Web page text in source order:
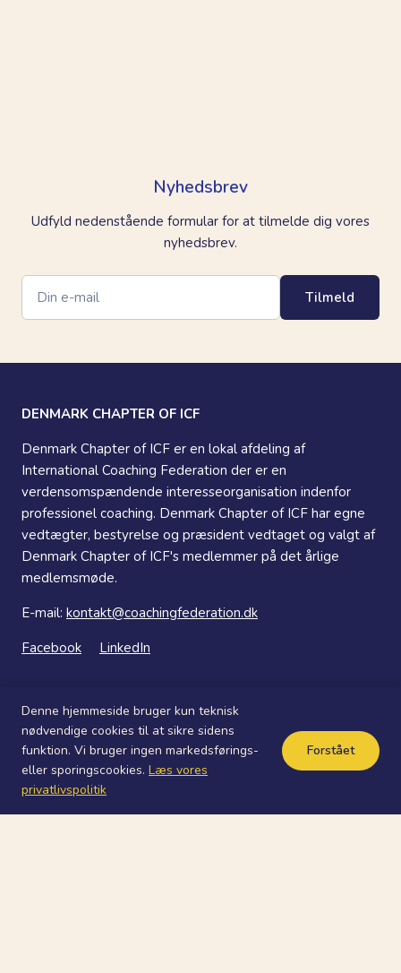
Nyhedsbrev
Udfyld nedenstående formular for at tilmelde dig vores
nyhedsbrev.
Tilmeld
DENMARK CHAPTER OF ICF
Denmark Chapter of ICF er en lokal afdeling af
International Coaching Federation der er en
verdensomspændende interesseorganisation indenfor
professionel coaching. Denmark Chapter of ICF har egne
vedtægter, bestyrelse og præsident vedtaget og valgt af
Denmark Chapter of ICF's medlemmer på det årlige
medlemsmøde.
E-mail: kontakt@coachingfederation.dk
Facebook
LinkedIn
© 2026 ICF Chapter Danmark
Denne hjemmeside bruger kun teknisk
nødvendige cookies til at sikre sidens
funktion. Vi bruger ingen markedsførings-
eller sporingscookies. Læs vores
privatlivspolitik
Forstået